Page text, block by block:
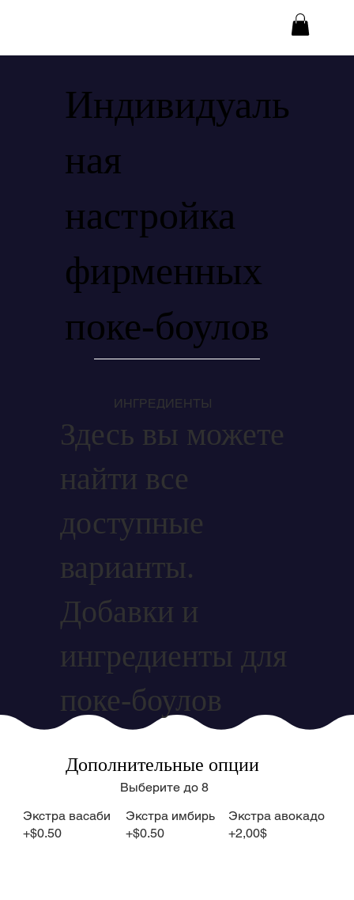
Индивидуаль
ная
настройка
фирменных
поке-боулов
ИНГРЕДИЕНТЫ
Здесь вы можете
найти все
доступные
варианты.
Добавки и
ингредиенты для
поке-боулов
Дополнительные опции
Выберите до 8
Экстра васаби
+$0.50
Экстра имбирь
+$0.50
Экстра авокадо
+2,00$